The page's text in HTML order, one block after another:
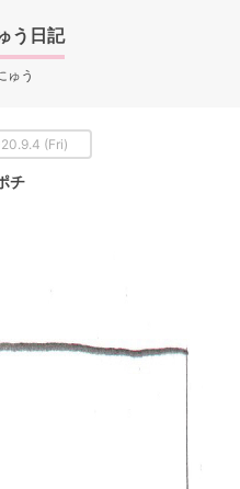
う日記
ゅう
(Fri)
チ